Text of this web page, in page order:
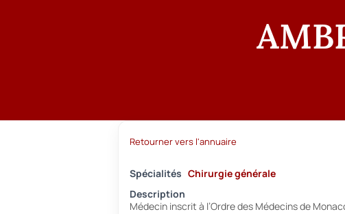
Retourner vers l'annuaire
Spécialités Chirurgie générale
Description
Médecin inscrit à l’Ordre des Médecins de